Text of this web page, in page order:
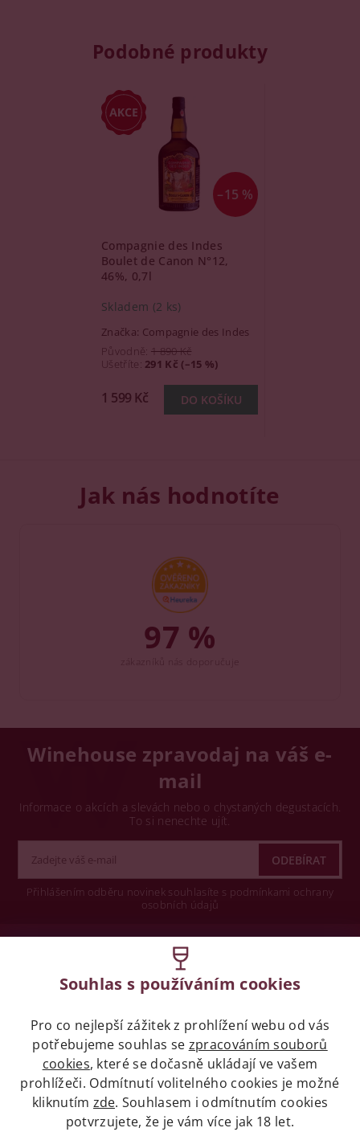
Podobné produkty
–15 %
Compagnie des Indes
Boulet de Canon N°12,
46%, 0,7l
Skladem (2 ks)
Značka: Compagnie des Indes
Původně: 1 890 Kč
Ušetříte: 291 Kč (–15 %)
1 599 Kč
Jak nás hodnotíte
97 %
Winehouse zpravodaj na váš e-
mail
Informace o akcích a slevách nebo o chystaných degustacích.
To si nenechte ujít.
Přihlášením odběru novinek souhlasíte s podmínkami ochrany
osobních údajů
Legislativa
Zákaz prodeje alkoholických nápojů osobám
mladších 18 let.
Naše služby
Souhlas s používáním cookies
Pro co nejlepší zážitek z prohlížení webu od vás
potřebujeme souhlas se zpracováním souborů
cookies, které se dočasně ukládají ve vašem
prohlížeči. Odmítnutí volitelného cookies je možné
kliknutím zde. Souhlasem i odmítnutím cookies
potvrzujete, že je vám více jak 18 let.